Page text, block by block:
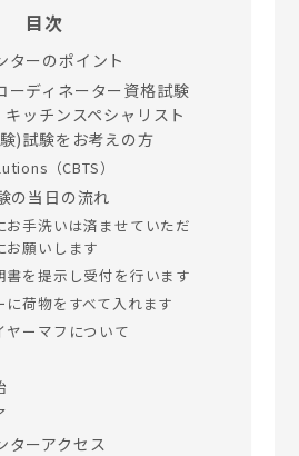
目次
ターのポイント
ーディネーター資格試験
ッチンスペシャリスト
)試験をお考えの方
（CBTS）
の当日の流れ
お手洗いは済ませていただ
お願いします
書を提示し受付を行います
に荷物をすべて入れます
ヤーマフについて
ターアクセス